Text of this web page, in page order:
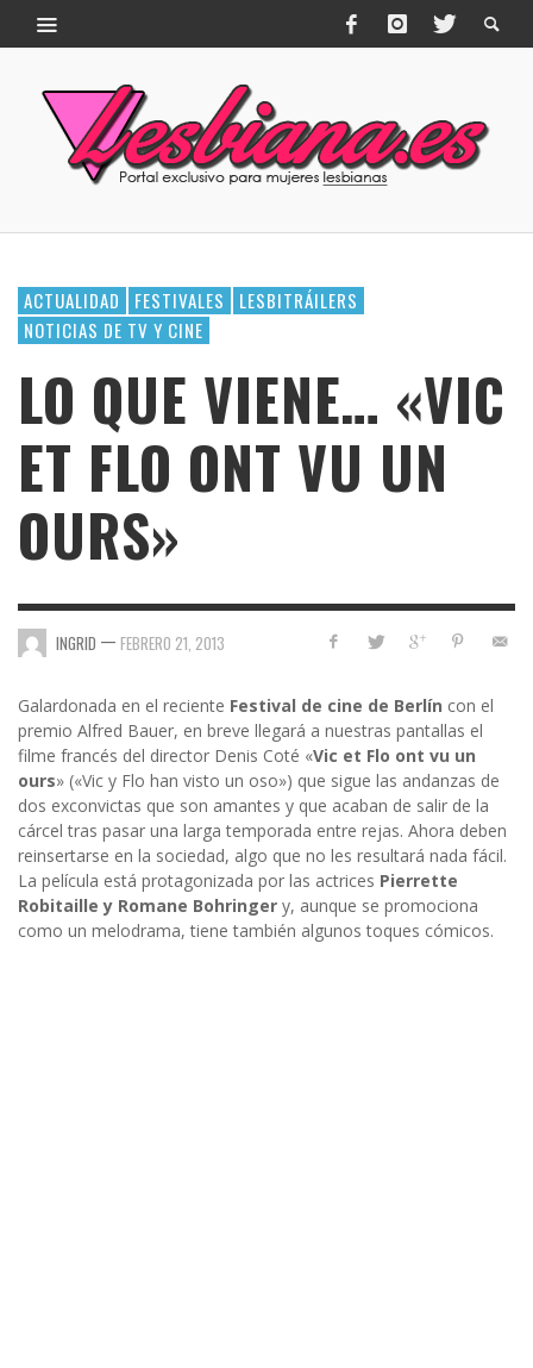
ACTUALIDAD FESTIVALES
LESBITRÁILERS
NOTICIAS DE TV Y CINE
LO QUE VIENE… «VIC
ET FLO ONT VU UN
OURS»
INGRID — FEBRERO 21, 2013
Galardonada en el reciente Festival de cine de Berlín con el
premio Alfred Bauer, en breve llegará a nuestras pantallas el
filme francés del director Denis Coté «Vic et Flo ont vu un
ours» («Vic y Flo han visto un oso») que sigue las andanzas de
dos exconvictas que son amantes y que acaban de salir de la
cárcel tras pasar una larga temporada entre rejas. Ahora deben
reinsertarse en la sociedad, algo que no les resultará nada fácil.
La película está protagonizada por las actrices Pierrette
Robitaille y Romane Bohringer y, aunque se promociona
como un melodrama, tiene también algunos toques cómicos.